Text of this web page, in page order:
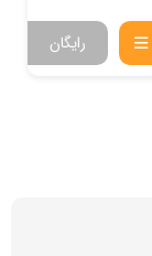
رایگان